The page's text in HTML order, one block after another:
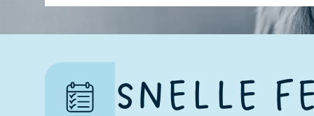
SNELLE
Sommige honden zijn over
andere.